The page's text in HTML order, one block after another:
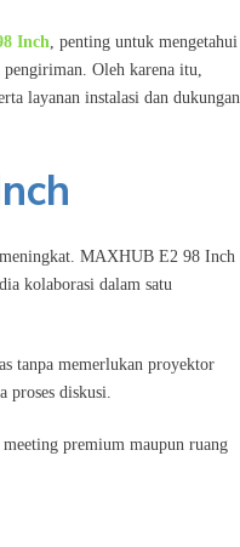
Inch , penting untuk mengetahui
Oleh karena itu,
layanan instalasi dan dukungan
meningkat. MAXHUB E2 98 Inch
kolaborasi dalam satu
tanpa memerlukan proyektor
diskusi.
premium maupun ruang